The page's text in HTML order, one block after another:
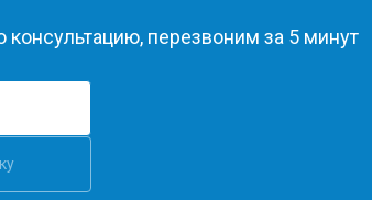
консультацию, перезвоним за 5 минут